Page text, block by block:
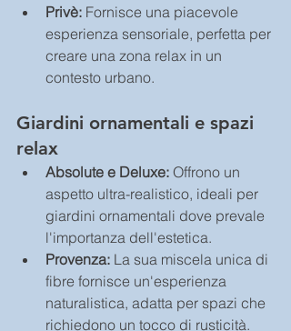
Privè: Fornisce una piacevole
esperienza sensoriale, perfetta per
creare una zona relax in un
contesto urbano.
Giardini ornamentali e spazi
relax
Absolute e Deluxe: Offrono un
aspetto ultra-realistico, ideali per
giardini ornamentali dove prevale
l'importanza dell'estetica.
Provenza: La sua miscela unica di
fibre fornisce un'esperienza
naturalistica, adatta per spazi che
richiedono un tocco di rusticità.